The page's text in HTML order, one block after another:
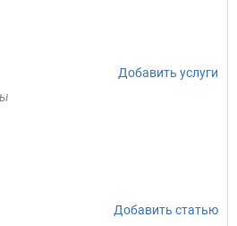
Добавить услуги
Добавить статью